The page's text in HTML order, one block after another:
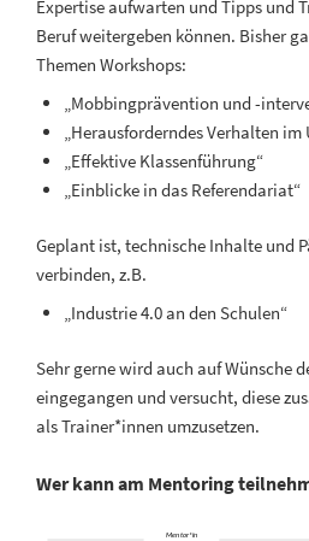
Expertise aufwarten und Tipps und
Beruf weitergeben können. Bisher
Themen Workshops:
„Mobbingprävention und -
„Herausforderndes Verhalten
„Effektive Klassenführung“
„Einblicke in das Referendariat“
Geplant ist, technische Inhalte und
verbinden, z.B.
„Industrie 4.0 an den Schulen“
Sehr gerne wird auch auf Wünsche
eingegangen und versucht, diese
als Trainer*innen umzusetzen.
Wer kann am Mentoring